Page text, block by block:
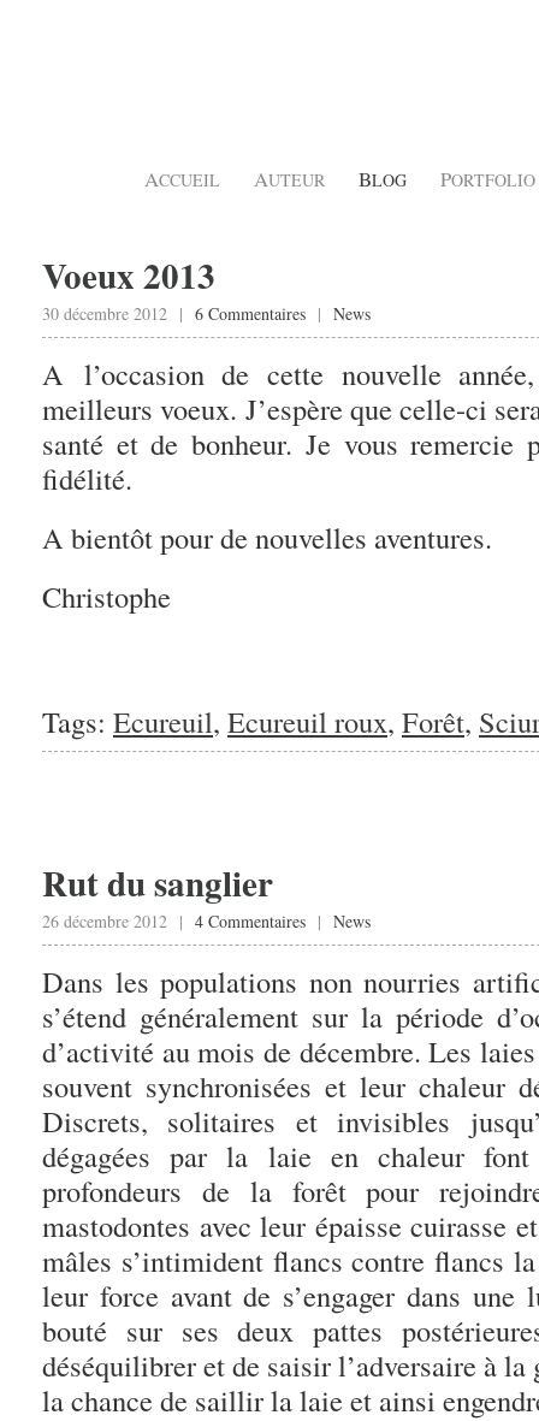
ACCUEIL AUTEUR BLOG PORTFOLIO
Voeux 2013
30 décembre 2012 | 6 Commentaires | News
A l’occasion de cette nouvelle
meilleurs voeux. J’espère que celle-ci
santé et de bonheur. Je vous remercie
fidélité.
A bientôt pour de nouvelles aventures.
Christophe
Tags: Ecureuil, Ecureuil roux, Forêt,
Rut du sanglier
26 décembre 2012 | 4 Commentaires | News
Dans les populations non nourries
s’étend généralement sur la période
d’activité au mois de décembre. Les
souvent synchronisées et leur chaleur
Discrets, solitaires et invisibles
dégagées par la laie en chaleur
profondeurs de la forêt pour
mastodontes avec leur épaisse cuirasse
mâles s’intimident flancs contre flancs
leur force avant de s’engager dans
bouté sur ses deux pattes
déséquilibrer et de saisir l’adversaire à
la chance de saillir la laie et ainsi